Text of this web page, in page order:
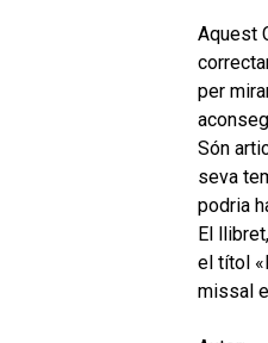
Aquest
per
Són
seva
podria
El
el títol
missal